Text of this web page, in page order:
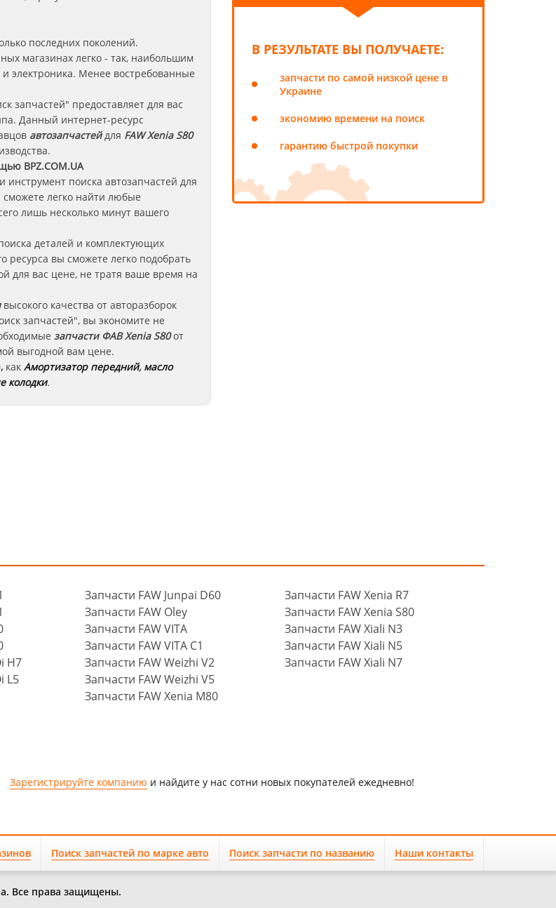
последних поколений.
магазинах легко - так, наибольшим
электроника. Менее востребованные
запчастей" предоставляет для вас
Данный интернет-ресурс
автозапчастейдля FAW Xenia S80
BPZ.COM.UA
поиска автозапчастей для
легко найти любые
лишь несколько минут вашего
деталей и комплектующих
вы сможете легко подобрать
для вас цене, не тратя ваше время на
высокого качества от авторазборок
запчастей", вы экономите не
запчастиФАВ Xenia S80от
выгодной вам цене.
, как Амортизатор передний, масло
колодки.
В РЕЗУЛЬТАТЕ ВЫ ПОЛУЧАЕТЕ:
запчасти по самой низкой цене в
Украине
экономию времени на поиск
гарантию быстрой покупки
H7
L5
Запчасти FAW Junpai D60
Запчасти FAW Oley
Запчасти FAW VITA
Запчасти FAW VITA C1
Запчасти FAW Weizhi V2
Запчасти FAW Weizhi V5
Запчасти FAW Xenia M80
Запчасти FAW Xenia R7
Запчасти FAW Xenia S80
Запчасти FAW Xiali N3
Запчасти FAW Xiali N5
Запчасти FAW Xiali N7
Зарегистрируйте компанию и найдите у нас сотни новых покупателей ежедневно!
Поиск запчастей по марке авто Поиск запчасти по названию Наши контакты
Все права защищены.